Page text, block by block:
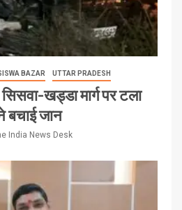
BAZAR UTTAR PRADESH
खड्डा मार्ग पर टला
बचाई जान
India News Desk